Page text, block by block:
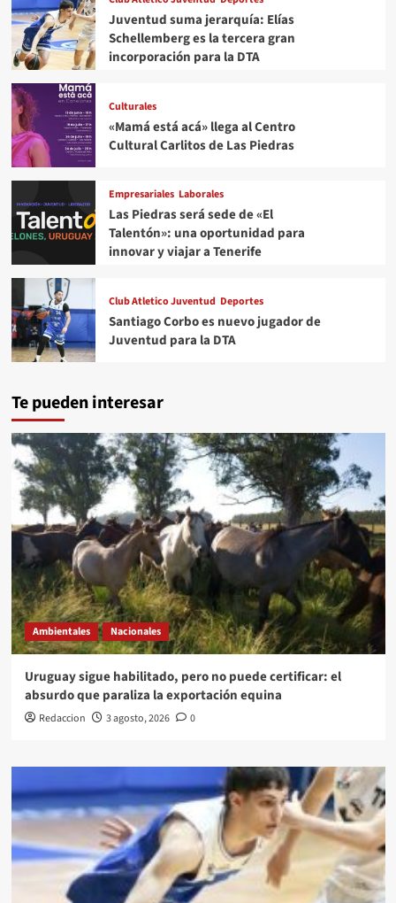
Juventud suma jerarquía: Elías
Schellemberg es la tercera gran
incorporación para la DTA
Culturales
«Mamá está acá» llega al Centro
Cultural Carlitos de Las Piedras
Empresariales Laborales
Las Piedras será sede de «El
Talentón»: una oportunidad para
innovar y viajar a Tenerife
Club Atletico Juventud Deportes
Santiago Corbo es nuevo jugador de
Juventud para la DTA
Te pueden interesar
Ambientales Nacionales
Uruguay sigue habilitado, pero no puede certificar: el
absurdo que paraliza la exportación equina
Redaccion 3 agosto, 2026 0